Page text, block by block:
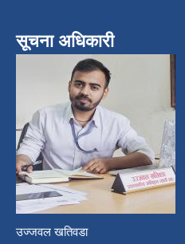
सूचना अधिकारी
उज्जवल खतिवडा